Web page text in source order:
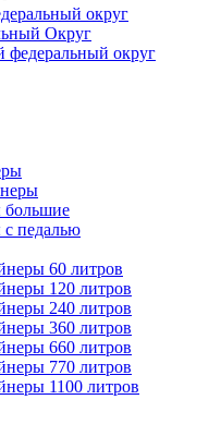
округ
Округ
федеральный округ
большие
педалью
60 литров
120 литров
240 литров
360 литров
660 литров
770 литров
1100 литров